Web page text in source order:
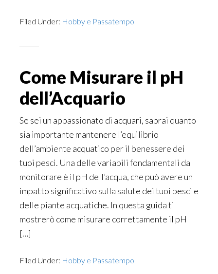
Filed Under: Hobby e Passatempo
Come Misurare il pH
dell’Acquario
Se sei un appassionato di acquari, saprai quanto
sia importante mantenere l’equilibrio
dell’ambiente acquatico per il benessere dei
tuoi pesci. Una delle variabili fondamentali da
monitorare è il pH dell’acqua, che può avere un
impatto significativo sulla salute dei tuoi pesci e
delle piante acquatiche. In questa guida ti
mostrerò come misurare correttamente il pH
[…]
Filed Under: Hobby e Passatempo